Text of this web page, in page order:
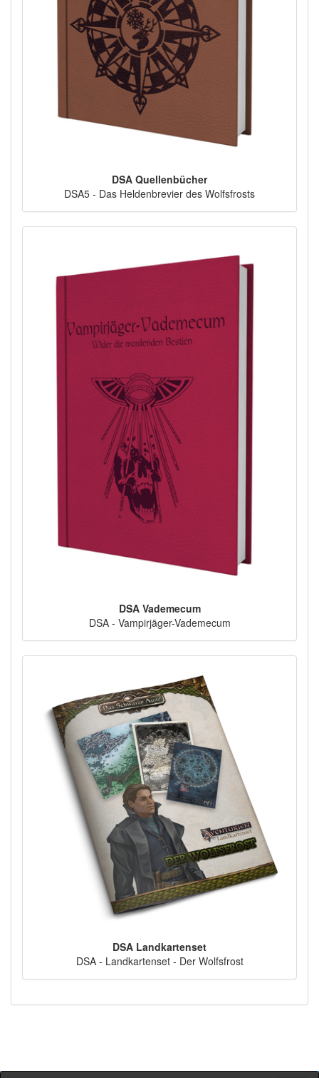
DSA Quellenbücher
DSA5 - Das Heldenbrevier des Wolfsfrosts
DSA Vademecum
DSA - Vampirjäger-Vademecum
DSA Landkartenset
DSA - Landkartenset - Der Wolfsfrost